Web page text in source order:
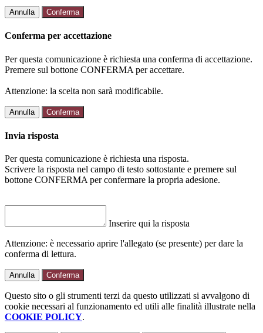
Annulla Conferma
Conferma per accettazione
Per questa comunicazione è richiesta una conferma di accettazione.
Premere sul bottone CONFERMA per accettare.
Attenzione: la scelta non sarà modificabile.
Annulla Conferma
Invia risposta
Per questa comunicazione è richiesta una risposta.
Scrivere la risposta nel campo di testo sottostante e premere sul
bottone CONFERMA per confermare la propria adesione.
Inserire qui la risposta
Attenzione: è necessario aprire l'allegato (se presente) per dare la
conferma di lettura.
Annulla Conferma
Questo sito o gli strumenti terzi da questo utilizzati si avvalgono di
cookie necessari al funzionamento ed utili alle finalità illustrate nella
COOKIE POLICY.